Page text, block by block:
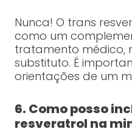
Nunca! O trans
como um
tratamento médico,
substituto. É
orientações de um
6. Como posso
resveratrol na